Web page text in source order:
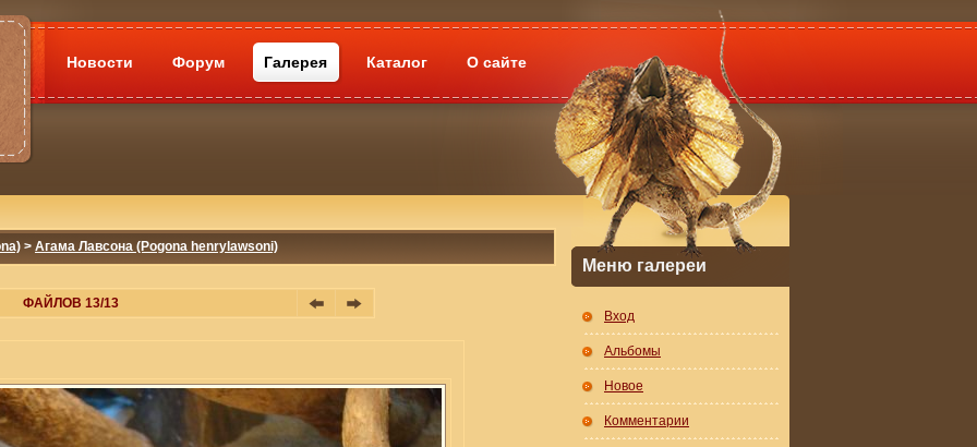
Новости Форум Галерея Каталог О сайте
> Агама Лавсона (Pogona henrylawsoni)
ФАЙЛОВ 13/13
Меню галереи
Вход
Альбомы
Новое
Комментарии